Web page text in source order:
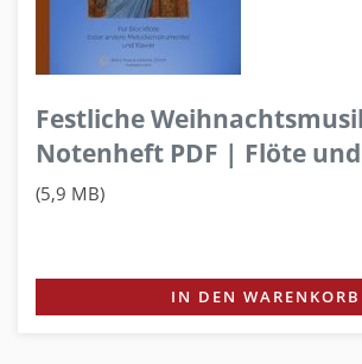
Festliche
Notenheft PDF | Flöte
(5,9 MB)
IN DEN WARENKORB